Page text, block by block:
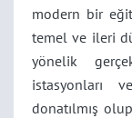
modern bir
temel ve ileri
yönelik
istasyonları
donatılmış